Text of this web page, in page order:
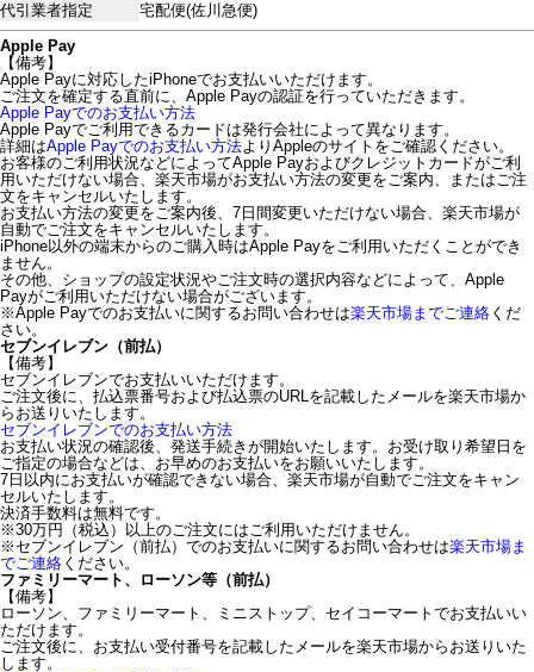
代引業者指定
宅配便(佐川急便)
Apple Pay
【備考】
Apple Payに対応したiPhoneでお支払いいただけます。
ご注文を確定する直前に、Apple Payの認証を行っていただきます。
Apple Payでのお支払い方法
Apple Payでご利用できるカードは発行会社によって異なります。
詳細はApple Payでのお支払い方法よりAppleのサイトをご確認ください。
お客様のご利用状況などによってApple Payおよびクレジットカードがご利
用いただけない場合、楽天市場がお支払い方法の変更をご案内、またはご注
文をキャンセルいたします。
お支払い方法の変更をご案内後、7日間変更いただけない場合、楽天市場が
自動でご注文をキャンセルいたします。
iPhone以外の端末からのご購入時はApple Payをご利用いただくことができ
ません。
その他、ショップの設定状況やご注文時の選択内容などによって、Apple
Payがご利用いただけない場合がございます。
※Apple Payでのお支払いに関するお問い合わせは楽天市場までご連絡 くだ
さい。
セブンイレブン（前払）
【備考】
セブンイレブンでお支払いいただけます。
ご注文後に、払込票番号および払込票のURLを記載したメールを楽天市場か
らお送りいたします。
セブンイレブンでのお支払い方法
お支払い状況の確認後、発送手続きが開始いたします。お受け取り希望日を
ご指定の場合などは、お早めのお支払いをお願いいたします。
7日以内にお支払いが確認できない場合、楽天市場が自動でご注文をキャン
セルいたします。
決済手数料は無料です。
※30万円（税込）以上のご注文にはご利用いただけません。
※セブンイレブン（前払）でのお支払いに関するお問い合わせは楽天市場ま
でご連絡 ください。
ファミリーマート、ローソン等（前払）
【備考】
ローソン、ファミリーマート、ミニストップ、セイコーマートでお支払いい
ただけます。
ご注文後に、お支払い受付番号を記載したメールを楽天市場からお送りいた
します。